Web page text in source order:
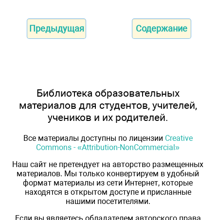
Предыдущая Содержание
Библиотека образовательных
материалов для студентов, учителей,
учеников и их родителей.
Все материалы доступны по лицензии Creative
Commons - «Attribution-NonCommercial»
Наш сайт не претендует на авторство размещенных
материалов. Мы только конвертируем в удобный
формат материалы из сети Интернет, которые
находятся в открытом доступе и присланные
нашими посетителями.